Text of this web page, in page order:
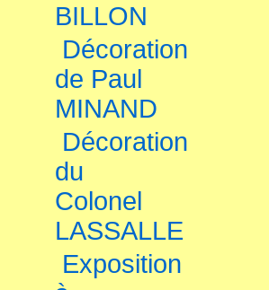
BILLON
Décoration
de Paul
MINAND
Décoration
du
Colonel
LASSALLE
Exposition